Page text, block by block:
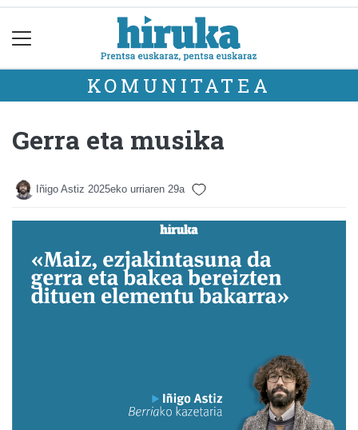
KOMUNITATEA
Gerra eta musika
Iñigo Astiz 2025eko urriaren 29a